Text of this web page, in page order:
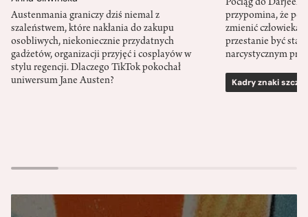
Austenmania graniczy dziś niemal z
szaleństwem, które nakłania do zakupu
osobliwych, niekoniecznie przydatnych
gadżetów, organizacji przyjęć i cosplayów w
stylu regencji. Dlaczego TikTok pokochał
uniwersum Jane Austen?
Pociąg do
przypomina, że
zmienić człowieka
przestanie być
narcystycznym
Kadry znaki